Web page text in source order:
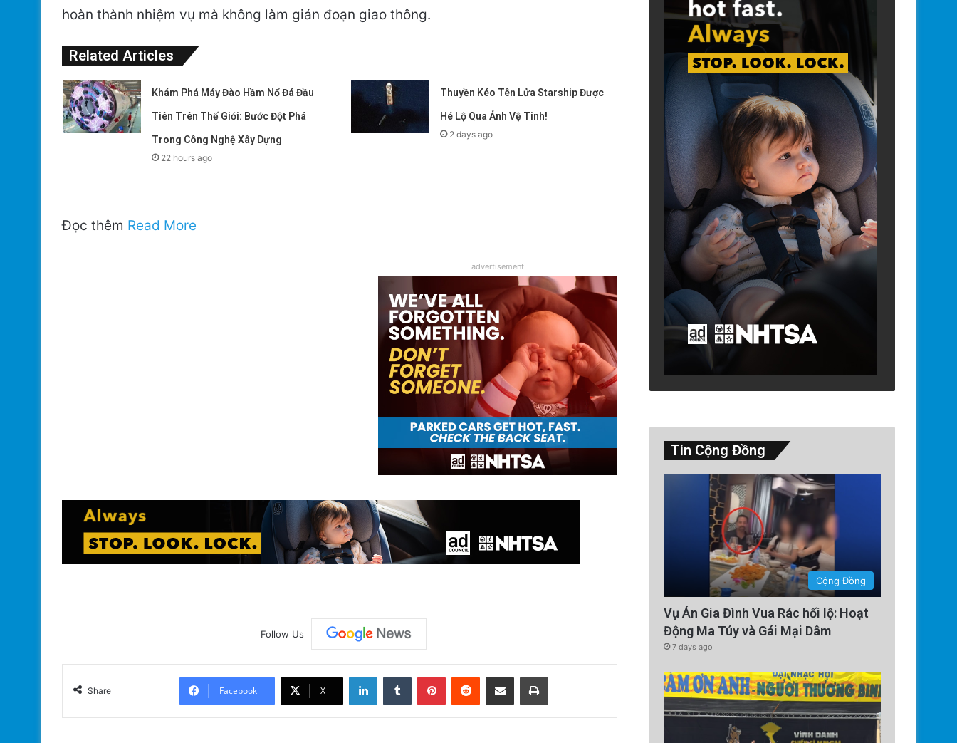
hoàn thành nhiệm vụ mà không làm gián đoạn giao thông.
Related Articles
Khám Phá Máy Đào Hầm Nổ Đá Đầu
Tiên Trên Thế Giới: Bước Đột Phá
Trong Công Nghệ Xây Dựng
22 hours ago
Thuyền Kéo Tên Lửa Starship Được
Hé Lộ Qua Ảnh Vệ Tinh!
2 days ago
Đọc thêm Read More
advertisement
Follow Us
Share Facebook X
LinkedInTumblr PinterestReddit Share via Email Print
Tin Cộng Đồng
Cộng Đồng
Vụ Án Gia Đình Vua Rác hối lộ: Hoạt
Động Ma Túy và Gái Mại Dâm
7 days ago